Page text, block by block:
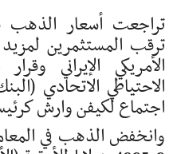
تراجعت أسعار الذهب
ترقب ⁠⁠المستثمرين
الأمريكي الإيراني
الاحتياطي الاتحادي
اجتماع لكيفن وارش